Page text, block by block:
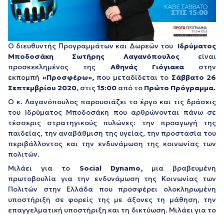
Ο διευθυντής Προγραμμάτων και Δωρεών του Ιδρύματος
Μποδοσάκη
Σωτήρης Λαγανόπουλοςείναι
προσκεκλημένος της Αθηνάς Γιόγιακα στην
εκπομπή «Προσφέρω»,που μεταδίδεται το Σάββατο 26
Σεπτεμβρίου 2020, στις15:00 από το Πρώτο Πρόγραμμα.
Ο κ. Λαγανόπουλος παρουσιάζει το έργο και τις δράσεις
του Ιδρύματος Μποδοσάκη που αρθρώνονται πάνω σε
τέσσερις στρατηγικούς πυλώνες: την προαγωγή της
παιδείας, την αναβάθμιση της υγείας, την προστασία του
περιβάλλοντος και την ενδυνάμωση της κοινωνίας των
πολιτών.
Μιλάει για το Social Dynamo,μια βραβευμένη
πρωτοβουλία για την ενδυνάμωση της Κοινωνίας των
Πολιτών στην Ελλάδα που προσφέρει ολοκληρωμένη
υποστήριξη σε φορείς της με άξονες τη μάθηση, την
επαγγελματική υποστήριξη και τη δικτύωση. Μιλάει για το